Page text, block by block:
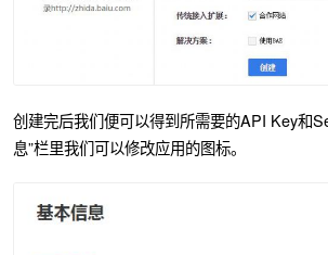
创建完后我们便可以得到所需要的API Key和
息”栏里我们可以修改应用的图标。